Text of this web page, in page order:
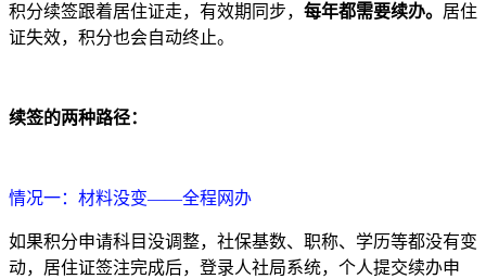
积分续签跟着居住证走，有效期同步， 每年都需要续办。 居住
证失效，积分也会自动终止。
续签的两种路径：
情况一：材料没变——全程网办
如果积分申请科目没调整，社保基数、职称、学历等都没有变
动，居住证签注完成后，登录人社局系统，个人提交续办申